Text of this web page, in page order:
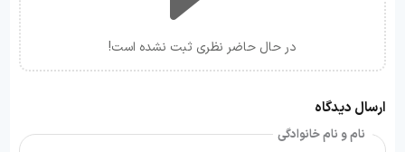
در حال حاضر نظری ثبت نشده است!
ارسال دیدگاه
نام و نام خانوادگی